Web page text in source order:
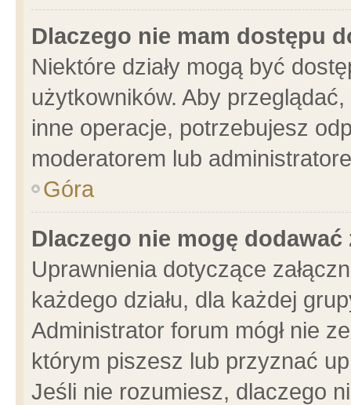
Dlaczego nie mam dostępu
Niektóre działy mogą być
użytkowników. Aby
inne operacje, potrzebujesz
moderatorem lub
Góra
Dlaczego nie mogę dodawać
Uprawnienia dotyczące
każdego działu, dla każdej
Administrator forum mógł nie
którym piszesz lub przyznać
Jeśli nie rozumiesz, dlaczego